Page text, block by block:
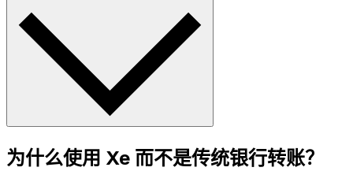
为什么使用 Xe 而不是传统银行转账？